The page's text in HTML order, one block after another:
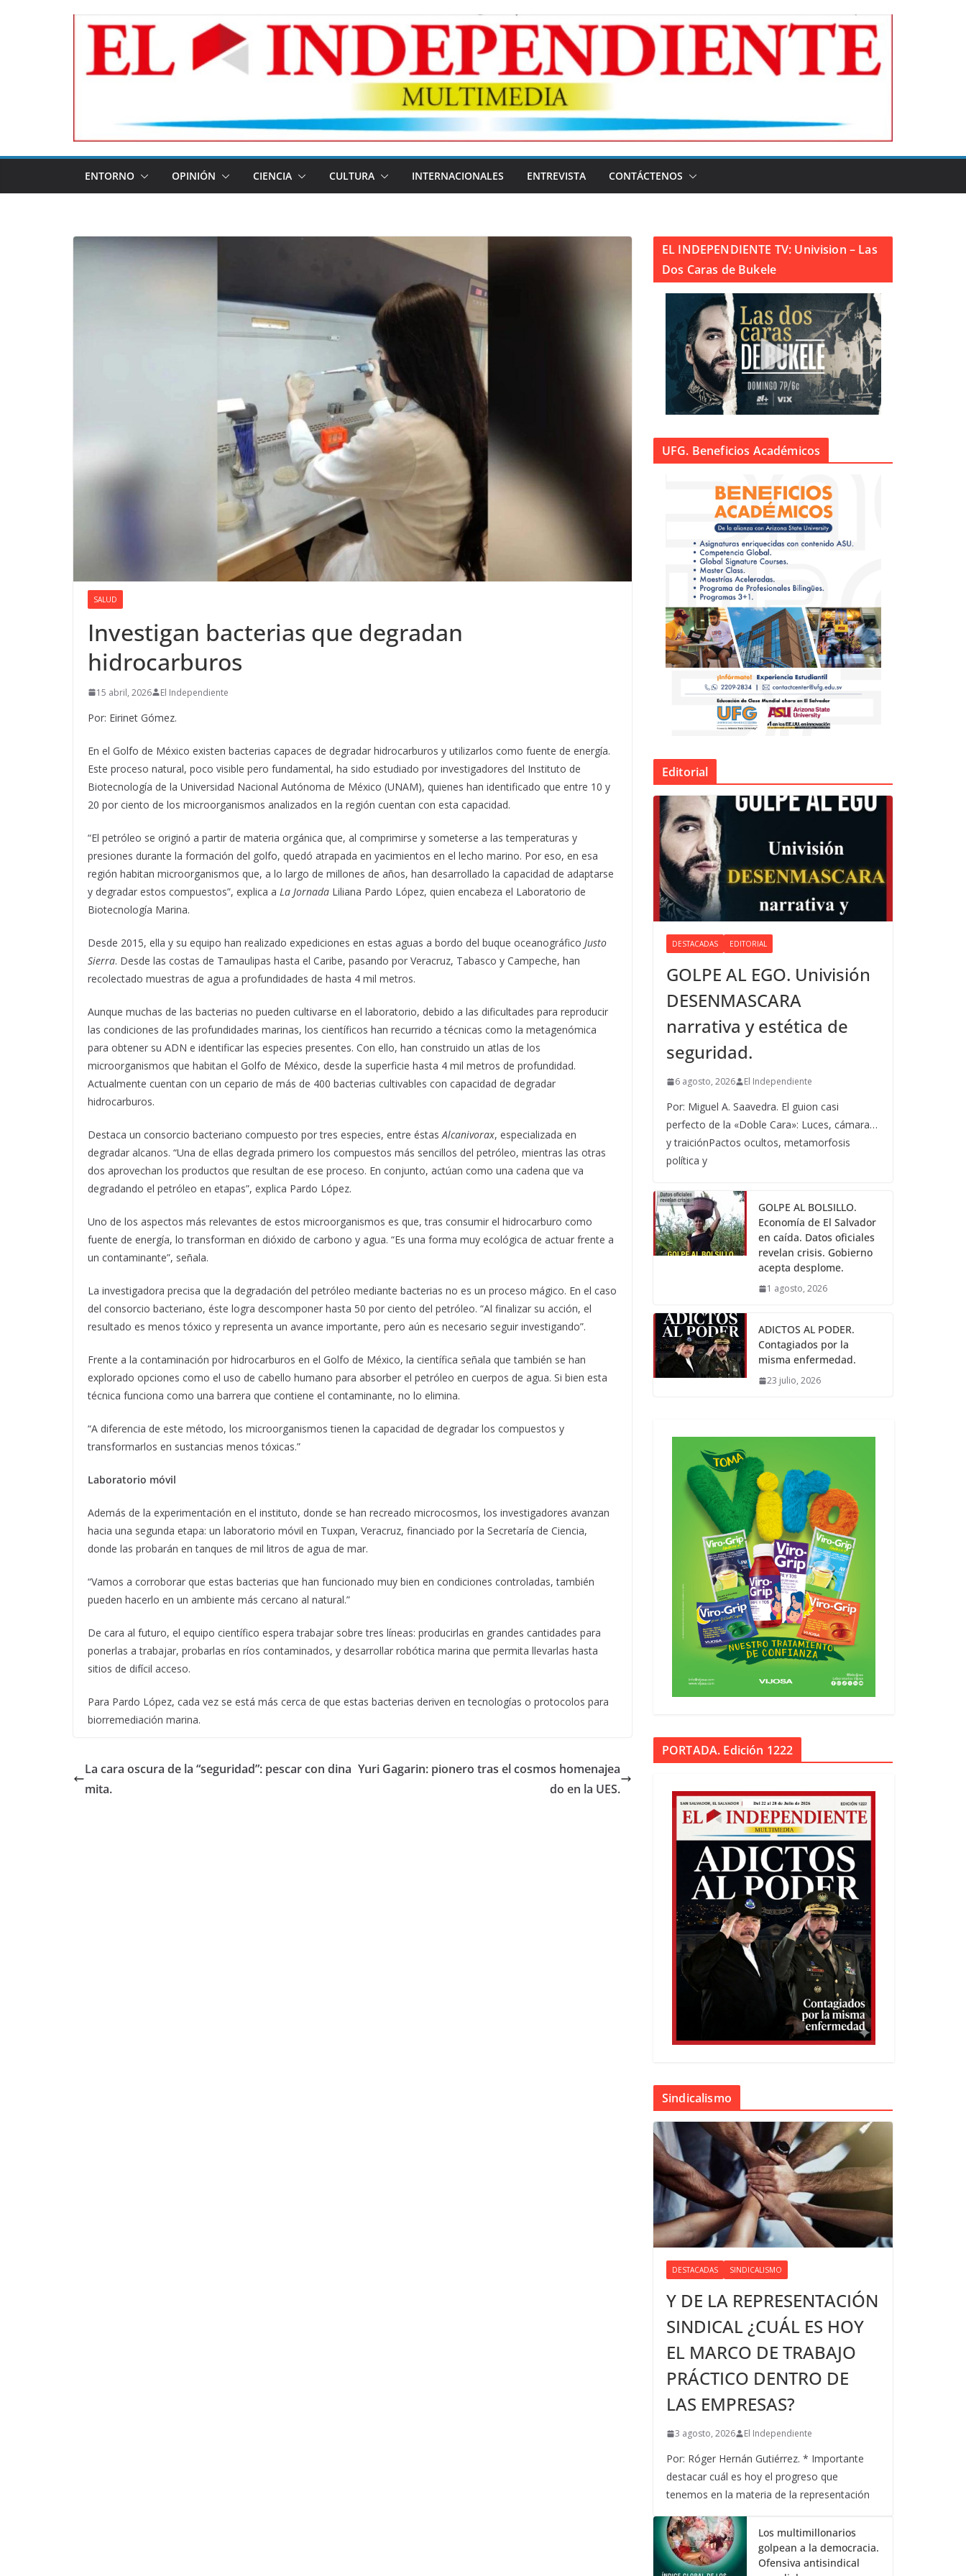
ENTORNO OPINIÓN CIENCIA CULTURA INTERNACIONALES ENTREVISTA CONTÁCTENOS
SALUD
Investigan bacterias que degradan
hidrocarburos
15 abril, 2026 El Independiente
Por: Eirinet Gómez.
En el Golfo de México existen bacterias capaces de degradar hidrocarburos y utilizarlos como fuente de energía.
Este proceso natural, poco visible pero fundamental, ha sido estudiado por investigadores del Instituto de
Biotecnología de la Universidad Nacional Autónoma de México (UNAM), quienes han identificado que entre 10 y
20 por ciento de los microorganismos analizados en la región cuentan con esta capacidad.
“El petróleo se originó a partir de materia orgánica que, al comprimirse y someterse a las temperaturas y
presiones durante la formación del golfo, quedó atrapada en yacimientos en el lecho marino. Por eso, en esa
región habitan microorganismos que, a lo largo de millones de años, han desarrollado la capacidad de adaptarse
y degradar estos compuestos”, explica a La Jornada Liliana Pardo López, quien encabeza el Laboratorio de
Biotecnología Marina.
Desde 2015, ella y su equipo han realizado expediciones en estas aguas a bordo del buque oceanográfico Justo
Sierra. Desde las costas de Tamaulipas hasta el Caribe, pasando por Veracruz, Tabasco y Campeche, han
recolectado muestras de agua a profundidades de hasta 4 mil metros.
Aunque muchas de las bacterias no pueden cultivarse en el laboratorio, debido a las dificultades para reproducir
las condiciones de las profundidades marinas, los científicos han recurrido a técnicas como la metagenómica
para obtener su ADN e identificar las especies presentes. Con ello, han construido un atlas de los
microorganismos que habitan el Golfo de México, desde la superficie hasta 4 mil metros de profundidad.
Actualmente cuentan con un cepario de más de 400 bacterias cultivables con capacidad de degradar
hidrocarburos.
Destaca un consorcio bacteriano compuesto por tres especies, entre éstasAlcanivorax, especializada en
degradar alcanos. “Una de ellas degrada primero los compuestos más sencillos del petróleo, mientras las otras
dos aprovechan los productos que resultan de ese proceso. En conjunto, actúan como una cadena que va
degradando el petróleo en etapas”, explica Pardo López.
Uno de los aspectos más relevantes de estos microorganismos es que, tras consumir el hidrocarburo como
fuente de energía, lo transforman en dióxido de carbono y agua. “Es una forma muy ecológica de actuar frente a
un contaminante”, señala.
La investigadora precisa que la degradación del petróleo mediante bacterias no es un proceso mágico. En el caso
del consorcio bacteriano, éste logra descomponer hasta 50 por ciento del petróleo. “Al finalizar su acción, el
resultado es menos tóxico y representa un avance importante, pero aún es necesario seguir investigando”.
Frente a la contaminación por hidrocarburos en el Golfo de México, la científica señala que también se han
explorado opciones como el uso de cabello humano para absorber el petróleo en cuerpos de agua. Si bien esta
técnica funciona como una barrera que contiene el contaminante, no lo elimina.
“A diferencia de este método, los microorganismos tienen la capacidad de degradar los compuestos y
transformarlos en sustancias menos tóxicas.”
Laboratorio móvil
Además de la experimentación en el instituto, donde se han recreado microcosmos, los investigadores avanzan
hacia una segunda etapa: un laboratorio móvil en Tuxpan, Veracruz, financiado por la Secretaría de Ciencia,
donde las probarán en tanques de mil litros de agua de mar.
“Vamos a corroborar que estas bacterias que han funcionado muy bien en condiciones controladas, también
pueden hacerlo en un ambiente más cercano al natural.”
De cara al futuro, el equipo científico espera trabajar sobre tres líneas: producirlas en grandes cantidades para
ponerlas a trabajar, probarlas en ríos contaminados, y desarrollar robótica marina que permita llevarlas hasta
sitios de difícil acceso.
Para Pardo López, cada vez se está más cerca de que estas bacterias deriven en tecnologías o protocolos para
biorremediación marina.
La cara oscura de la “seguridad”: pescar con dina
mita.
Yuri Gagarin: pionero tras el cosmos homenajea
do en la UES.
EL INDEPENDIENTE TV: Univision – Las
Dos Caras de Bukele
UFG. Beneficios Académicos
Editorial
DESTACADAS EDITORIAL
GOLPE AL EGO. Univisión
DESENMASCARA
narrativa y estética de
seguridad.
6 agosto, 2026 El Independiente
Por: Miguel A. Saavedra. El guion casi
perfecto de la «Doble Cara»: Luces, cámara…
y traiciónPactos ocultos, metamorfosis
política y
GOLPE AL BOLSILLO.
Economía de El Salvador
en caída. Datos oficiales
revelan crisis. Gobierno
acepta desplome.
1 agosto, 2026
ADICTOS AL PODER.
Contagiados por la
misma enfermedad.
23 julio, 2026
PORTADA. Edición 1222
Sindicalismo
DESTACADAS SINDICALISMO
Y DE LA REPRESENTACIÓN
SINDICAL ¿CUÁL ES HOY
EL MARCO DE TRABAJO
PRÁCTICO DENTRO DE
LAS EMPRESAS?
3 agosto, 2026 El Independiente
Por: Róger Hernán Gutiérrez. * Importante
destacar cuál es hoy el progreso que
tenemos en la materia de la representación
Los multimillonarios
golpean a la democracia.
Ofensiva antisindical